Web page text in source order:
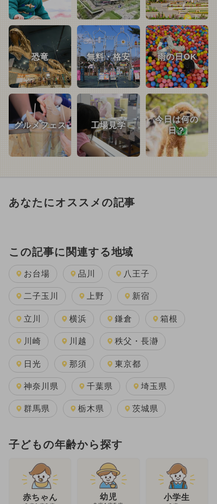
恐竜 無料・格安 雨の日OK
グルメフェス 工場見学
今日は何の
日？
あなたにオススメの記事
この記事に関連する地域
お台場 品川 八王子
二子玉川 上野 新宿
立川 横浜 鎌倉 箱根
川崎 川越 秩父・長瀞
日光 那須 東京都
神奈川県 千葉県 埼玉県
群馬県 栃木県 茨城県
子どもの年齢から探す
赤ちゃん 幼児 小学生